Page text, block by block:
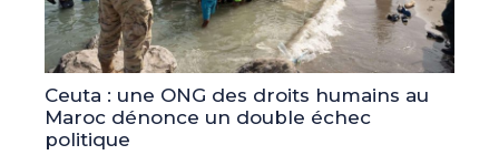
Ceuta : une ONG des droits humains au
Maroc dénonce un double échec
politique